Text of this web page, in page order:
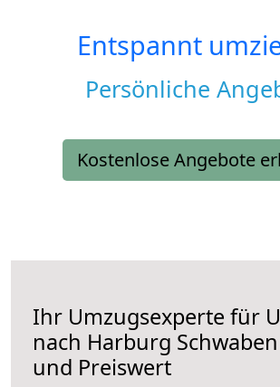
Entspannt
Persönliche
Kostenlose Angebote
Ihr Umzugsexperte für
nach Harburg Schwaben
und Preiswert